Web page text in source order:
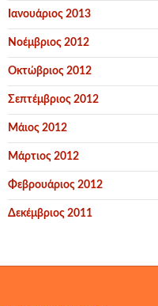
Ιανουάριος 2013
Νοέμβριος 2012
Οκτώβριος 2012
Σεπτέμβριος 2012
Μάιος 2012
Μάρτιος 2012
Φεβρουάριος 2012
Δεκέμβριος 2011